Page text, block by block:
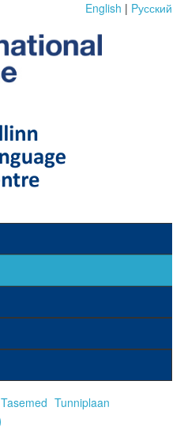
English | Pусский
Tasemed Tunniplaan